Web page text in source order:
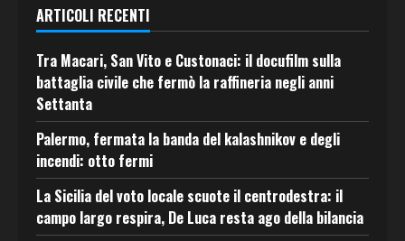
ARTICOLI RECENTI
Tra Macari, San Vito e Custonaci: il docufilm sulla
battaglia civile che fermò la raffineria negli anni
Settanta
Palermo, fermata la banda del kalashnikov e degli
incendi: otto fermi
La Sicilia del voto locale scuote il centrodestra: il
campo largo respira, De Luca resta ago della bilancia